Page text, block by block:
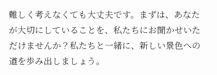
難しく考えなくても大丈夫です。まずは、あなた
が大切にしていることを、私たちにお聞かせいた
だけませんか？私たちと一緒に、新しい景色への
道を歩み出しましょう。